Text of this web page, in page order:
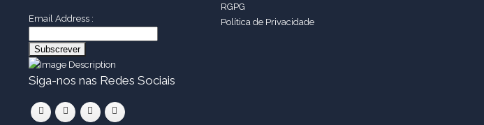
Email Address :
Siga-nos nas Redes Sociais
RGPG
Política de Privacidade